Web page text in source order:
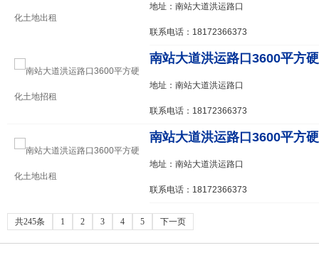
地址：南站大道洪运路口
联系电话：18172366373
南站大道洪运路口3600平方
地址：南站大道洪运路口
联系电话：18172366373
南站大道洪运路口3600平方
地址：南站大道洪运路口
联系电话：18172366373
共245条 1 2 3 4 5 下一页